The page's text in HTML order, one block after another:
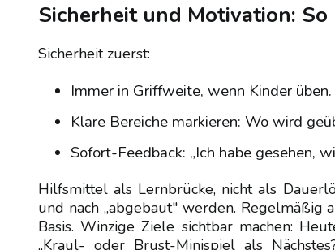
Sicherheit und Motivation:
Sicherheit zuerst:
Immer in Griffweite, wenn Kinder
Klare Bereiche markieren: Wo wird
Sofort-Feedback: „Ich habe gesehen,
Hilfsmittel als Lernbrücke, nicht als
und nach „abgebaut" werden. Regelmäßig
Basis. Winzige Ziele sichtbar machen:
„Kraul- oder Brust-Minispiel als